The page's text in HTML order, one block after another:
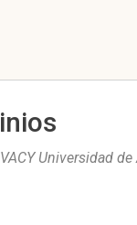
Universidad